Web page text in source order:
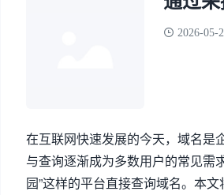
2026-05-
在互联网快速发展的今天，域名是
与查询逐渐成为多数用户的常见需
园”这样的平台直接查询域名。本